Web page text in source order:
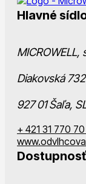
Hlavné
MICROWELL,
Diakovská
927 01 Šaľa,
+ 421 31 770